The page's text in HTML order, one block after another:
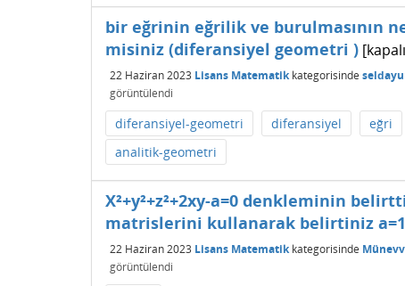
bir eğrinin eğrilik ve burulmasının
misiniz (diferansiyel geometri )
22 Haziran 2023 Lisans Matematikkategorisinde
görüntülendi
diferansiyel-geometri diferansiyel eğri
analitik-geometri
X²+y²+z²+2xy-a=0 denkleminin
matrislerini kullanarak belirtiniz a=1
22 Haziran 2023 Lisans Matematikkategorisinde
görüntülendi